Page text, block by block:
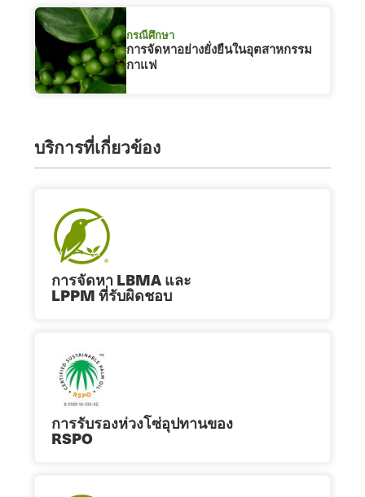
กรณีศึกษา
การจัดหาอย่างยั่งยืนในอุตสาหกรรม
กาแฟ
บริการที่เกี่ยวข้อง
การจัดหา LBMA และ
LPPM ที่รับผิดชอบ
การรับรองห่วงโซ่อุปทานของ
RSPO